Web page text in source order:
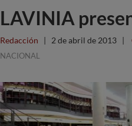
LAVINIA
Redacción | 2 de abril de 2013 |
NACIONAL